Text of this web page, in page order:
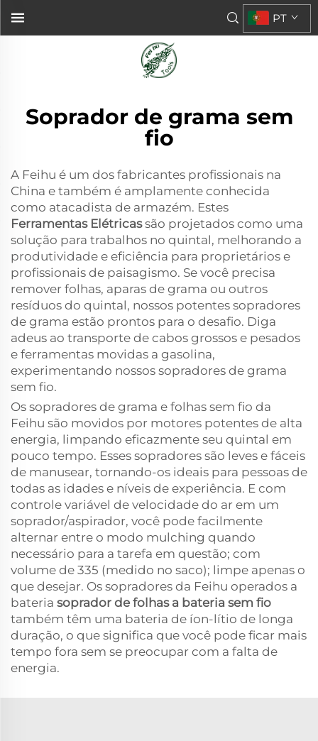
PT
Soprador de grama sem
fio
A Feihu é um dos fabricantes profissionais na
China e também é amplamente conhecida
como atacadista de armazém. Estes
Ferramentas Elétricassão projetados como uma
solução para trabalhos no quintal, melhorando a
produtividade e eficiência para proprietários e
profissionais de paisagismo. Se você precisa
remover folhas, aparas de grama ou outros
resíduos do quintal, nossos potentes sopradores
de grama estão prontos para o desafio. Diga
adeus ao transporte de cabos grossos e pesados
e ferramentas movidas a gasolina,
experimentando nossos sopradores de grama
sem fio.
Os sopradores de grama e folhas sem fio da
Feihu são movidos por motores potentes de alta
energia, limpando eficazmente seu quintal em
pouco tempo. Esses sopradores são leves e fáceis
de manusear, tornando-os ideais para pessoas de
todas as idades e níveis de experiência. E com
controle variável de velocidade do ar em um
soprador/aspirador, você pode facilmente
alternar entre o modo mulching quando
necessário para a tarefa em questão; com
volume de 335 (medido no saco); limpe apenas o
que desejar. Os sopradores da Feihu operados a
bateria soprador de folhas a bateria sem fio
também têm uma bateria de íon-lítio de longa
duração, o que significa que você pode ficar mais
tempo fora sem se preocupar com a falta de
energia.